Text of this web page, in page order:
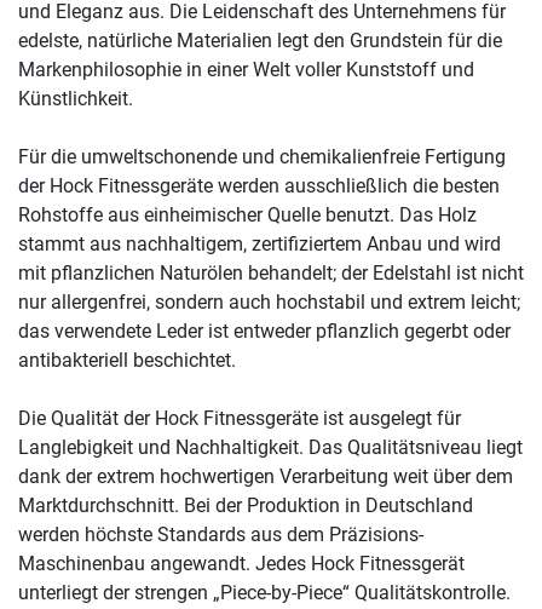
und Eleganz aus. Die Leidenschaft des Unternehmens für
edelste, natürliche Materialien legt den Grundstein für die
Markenphilosophie in einer Welt voller Kunststoff und
Künstlichkeit.
Für die umweltschonende und chemikalienfreie Fertigung
der Hock Fitnessgeräte werden ausschließlich die besten
Rohstoffe aus einheimischer Quelle benutzt. Das Holz
stammt aus nachhaltigem, zertifiziertem Anbau und wird
mit pflanzlichen Naturölen behandelt; der Edelstahl ist nicht
nur allergenfrei, sondern auch hochstabil und extrem leicht;
das verwendete Leder ist entweder pflanzlich gegerbt oder
antibakteriell beschichtet.
Die Qualität der Hock Fitnessgeräte ist ausgelegt für
Langlebigkeit und Nachhaltigkeit. Das Qualitätsniveau liegt
dank der extrem hochwertigen Verarbeitung weit über dem
Marktdurchschnitt. Bei der Produktion in Deutschland
werden höchste Standards aus dem Präzisions-
Maschinenbau angewandt. Jedes Hock Fitnessgerät
unterliegt der strengen „Piece-by-Piece“ Qualitätskontrolle.